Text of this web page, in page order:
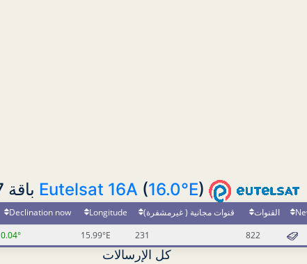
Eutelsat 16A (16.0°E) باقة D07
القنوات قنوات مجانية ( غيرمشفرة) Longitude
Declination now
822
231
15.99°E
0.04°
كل الإرسالات